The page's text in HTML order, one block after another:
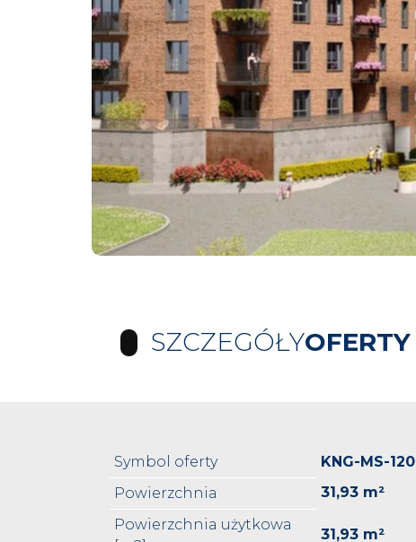
SZCZEGÓŁYOFERTY
Symbol oferty
KNG-MS-
Powierzchnia
31,93 m²
Powierzchnia użytkowa
31,93 m²